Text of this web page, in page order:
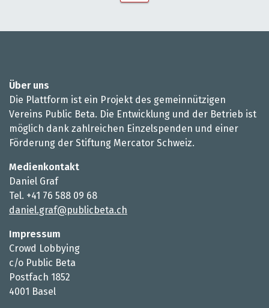
Über uns
Die Plattform ist ein Projekt des gemeinnützigen
Vereins Public Beta. Die Entwicklung und der Betrieb ist
möglich dank zahlreichen Einzelspenden und einer
Förderung der Stiftung Mercator Schweiz.
Medienkontakt
Daniel Graf
Tel. +41 76 588 09 68
daniel.graf@publicbeta.ch
Impressum
Crowd Lobbying
c/o Public Beta
Postfach 1852
4001 Basel